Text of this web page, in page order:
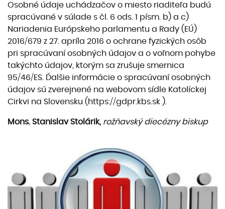
Osobné údaje uchádzačov o miesto riaditeľa budú
spracúvané v súlade s čl. 6 ods. 1 písm. b) a c)
Nariadenia Európskeho parlamentu a Rady (EÚ)
2016/679 z 27. apríla 2016 o ochrane fyzických osôb
pri spracúvaní osobných údajov a o voľnom pohybe
takýchto údajov, ktorým sa zrušuje smernica
95/46/ES. Ďalšie informácie o spracúvaní osobných
údajov sú zverejnené na webovom sídle Katolíckej
Cirkvi na Slovensku (https://gdpr.kbs.sk ).
Mons. Stanislav Stolárik, rožňavský diecézny biskup